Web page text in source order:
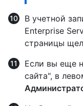
В учетной
Enterprise
страницы
Если вы еще
сайта", в